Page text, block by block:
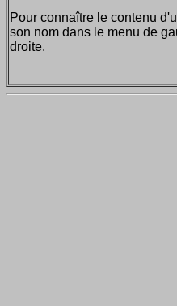
Pour connaître le contenu
son nom dans le menu de
droite.